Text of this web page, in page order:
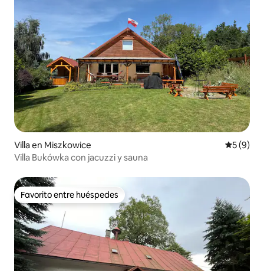
Villa en Miszkowice
5 (9)
Villa Bukówka con jacuzzi y sauna
Favorito entre huéspedes
Favorito entre huéspedes